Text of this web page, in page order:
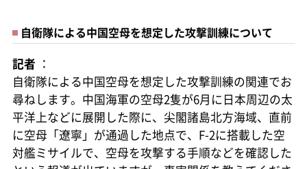
自衛隊による中国空母を想定した攻撃訓練について
記者 ：
自衛隊による中国空母を想定した攻撃訓練の関連でお
尋ねします。中国海軍の空母2隻が6月に日本周辺の太
平洋上などに展開した際に、尖閣諸島北方海域、直前
に空母「遼寧」が通過した地点で、F-2に搭載した空
対艦ミサイルで、空母を攻撃する手順などを確認した